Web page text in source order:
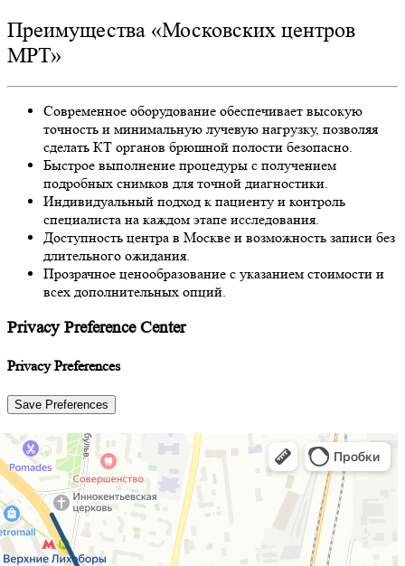
Преимущества «Московских центров
МРТ»
Современное оборудование обеспечивает высокую
точность и минимальную лучевую нагрузку, позволяя
сделать КТ органов брюшной полости безопасно.
Быстрое выполнение процедуры с получением
подробных снимков для точной диагностики.
Индивидуальный подход к пациенту и контроль
специалиста на каждом этапе исследования.
Доступность центра в Москве и возможность записи без
длительного ожидания.
Прозрачное ценообразование с указанием стоимости и
всех дополнительных опций.
Privacy Preference Center
Privacy Preferences